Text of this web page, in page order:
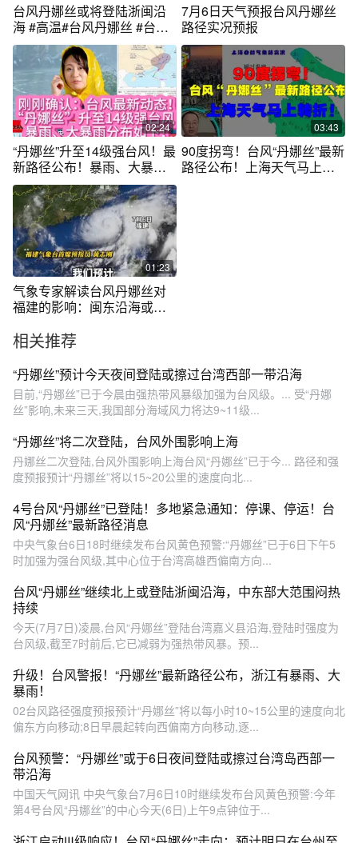
台风丹娜丝或将登陆浙闽沿
海 #高温#台风丹娜丝 #台风
丹娜丝实况路径 #台风 #天气
预报
7月6日天气预报台风丹娜丝
路径实况预报
02:24
“丹娜丝”升至14级强台风！最
新路径公布！暴雨、大暴雨
即将抵达
03:43
90度拐弯！台风“丹娜丝”最新
路径公布！上海天气马上转
01:23
气象专家解读台风丹娜丝对
福建的影响：闽东沿海或会
有高温天气
相关推荐
“丹娜丝”预计今天夜间登陆或擦过台湾西部一带沿海
目前,“丹娜丝”已于今晨由强热带风暴级加强为台风级。... 受“丹娜
丝”影响,未来三天,我国部分海域风力将达9~11级...
“丹娜丝”将二次登陆，台风外围影响上海
丹娜丝二次登陆,台风外围影响上海台风“丹娜丝”已于今... 路径和强
度预报预计“丹娜丝”将以15~20公里的速度向北...
4号台风“丹娜丝”已登陆！多地紧急通知：停课、停运！台
风“丹娜丝”最新路径消息
中央气象台6日18时继续发布台风黄色预警:“丹娜丝”已于6日下午5
时加强为强台风级,其中心位于台湾高雄西偏南方向...
台风“丹娜丝”继续北上或登陆浙闽沿海，中东部大范围闷热
持续
今天(7月7日)凌晨,台风“丹娜丝”登陆台湾嘉义县沿海,登陆时强度为
台风级,截至7时前后,它已减弱为强热带风暴。预...
升级！台风警报！“丹娜丝”最新路径公布，浙江有暴雨、大
暴雨！
02台风路径强度预报预计“丹娜丝”将以每小时10~15公里的速度向北
偏东方向移动;8日早晨起转向西偏南方向移动,逐...
台风预警：“丹娜丝”或于6日夜间登陆或擦过台湾岛西部一
带沿海
中国天气网讯 中央气象台7月6日10时继续发布台风黄色预警:今年
第4号台风“丹娜丝”的中心今天(6日)上午9点钟位于...